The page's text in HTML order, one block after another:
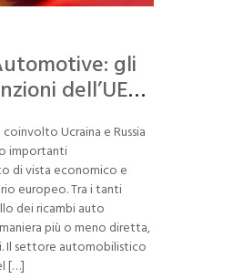
gli
dell’UE
Ucraina e Russia
importanti
di vista economico e
europeo. Tra i tanti
dei ricambi auto
più o meno diretta,
Il settore automobilistico
[…]